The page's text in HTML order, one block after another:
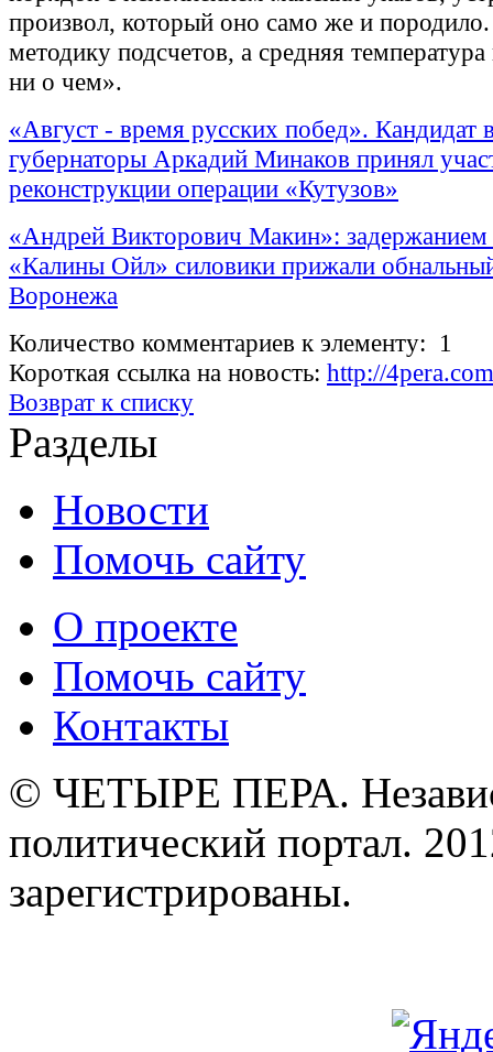
произвол, который оно само же и
методику подсчетов, а средняя
ни о чем».
«Август - время русских побед». Кандидат
губернаторы Аркадий Минаков принял
реконструкции операции «Кутузов»
«Андрей Викторович Макин»: задержанием
«Калины Ойл» силовики прижали
Воронежа
Количество комментариев к элементу: 1
Короткая ссылка на новость: http://
Возврат к списку
Разделы
Новости
Помочь сайту
О проекте
Помочь сайту
Контакты
© ЧЕТЫРЕ ПЕРА.
политический портал.
зарегистрированы.